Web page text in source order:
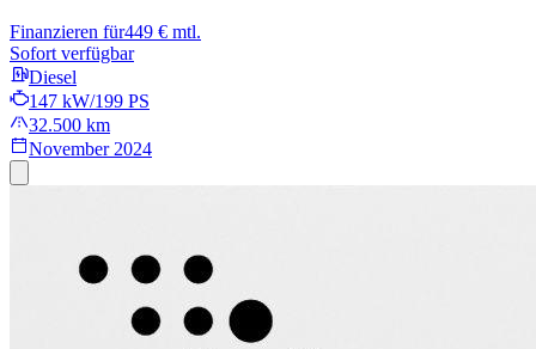
Finanzieren für449 € mtl.
Sofort verfügbar
Diesel
147 kW/199 PS
32.500 km
November 2024